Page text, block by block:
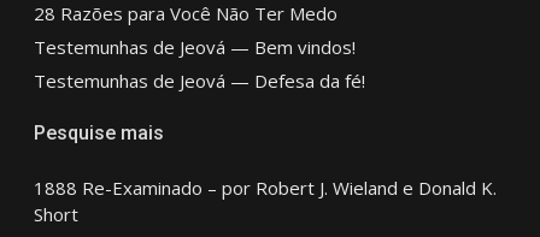
28 Razões para Você Não Ter Medo
Testemunhas de Jeová — Bem vindos!
Testemunhas de Jeová — Defesa da fé!
Pesquise mais
1888 Re-Examinado – por Robert J. Wieland e Donald K.
Short